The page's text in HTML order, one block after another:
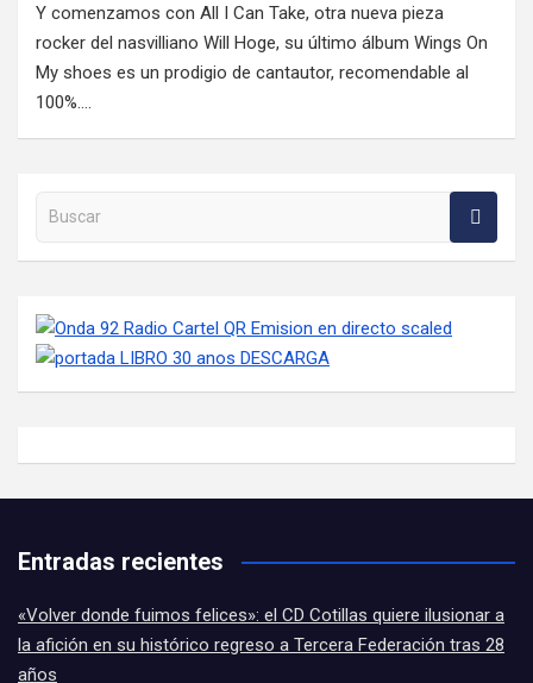
Y comenzamos con All I Can Take, otra nueva pieza
rocker del nasvilliano Will Hoge, su último álbum Wings On
My shoes es un prodigio de cantautor, recomendable al
100%.…
Buscar en la web
Entradas recientes
«Volver donde fuimos felices»: el CD Cotillas quiere ilusionar a
la afición en su histórico regreso a Tercera Federación tras 28
años